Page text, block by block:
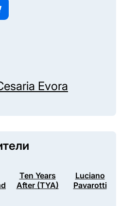
Evora
Ten Years
After (TYA)
Luciano
Pavarotti